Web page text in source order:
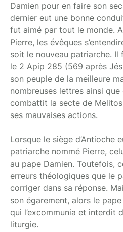
Damien pour en faire son
dernier eut une bonne
fut aimé par tout le monde.
Pierre, les évêques
soit le nouveau patriarche.
le 2 Apip 285 (569 après
son peuple de la meilleure
nombreuses lettres ainsi
combattit la secte de
ses mauvaises actions.
Lorsque le siège d’Antioche
patriarche nommé Pierre,
au pape Damien. Toutefois,
erreurs théologiques que le
corriger dans sa réponse.
son égarement, alors le
qui l’excommunia et interdit
liturgie.